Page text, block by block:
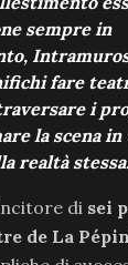
sempre in
fare
i
la scena in
realtà
di sei
de La